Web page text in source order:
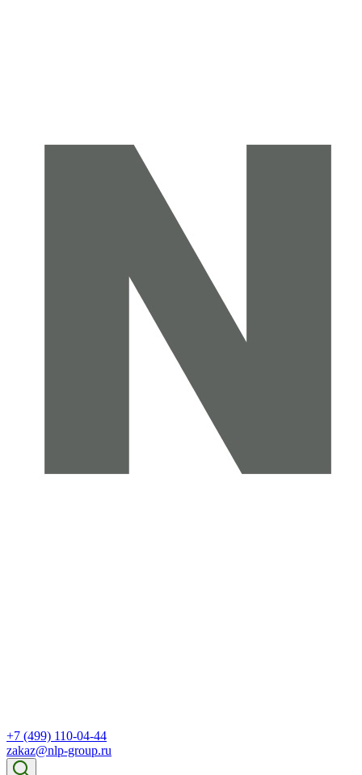
+7 (499) 110-04-44
zakaz@nlp-group.ru